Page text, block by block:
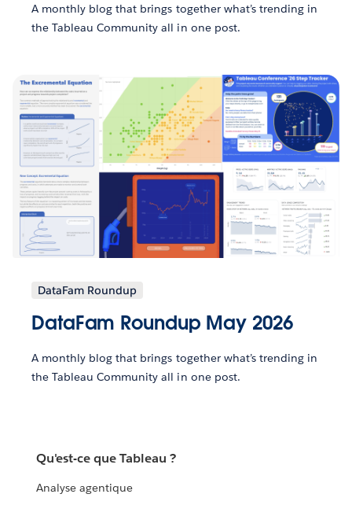
A monthly blog that brings together what’s trending in
the Tableau Community all in one post.
DataFam Roundup
DataFam Roundup May 2026
A monthly blog that brings together what’s trending in
the Tableau Community all in one post.
Qu'est-ce que Tableau ?
Analyse agentique